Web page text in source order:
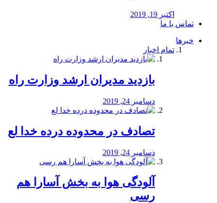
اکتبر 19, 2019
تماس با ما
خبرها
تمام اخبار
بازدید مدیران ارشد وزارت راه
دسامبر 24, 2019
تصادف در محدوده درده خدا لع
دسامبر 24, 2019
آلودگی هوا به بخش آسارا هم
رسی